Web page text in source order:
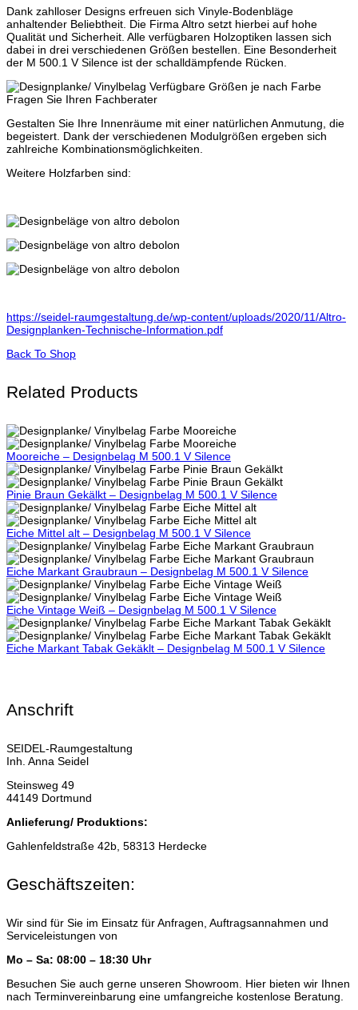
Dank zahlloser Designs erfreuen sich Vinyle-Bodenbläge
anhaltender Beliebtheit. Die Firma Altro setzt hierbei auf hohe
Qualität und Sicherheit. Alle verfügbaren Holzoptiken lassen sich
dabei in drei verschiedenen Größen bestellen. Eine Besonderheit
der M 500.1 V Silence ist der schalldämpfende Rücken.
Gestalten Sie Ihre Innenräume mit einer natürlichen Anmutung, die
begeistert. Dank der verschiedenen Modulgrößen ergeben sich
zahlreiche Kombinationsmöglichkeiten.
Weitere Holzfarben sind:
https://seidel-raumgestaltung.de/wp-content/uploads/2020/11/Altro-
Designplanken-Technische-Information.pdf
Back To Shop
Related Products
Mooreiche – Designbelag M 500.1 V Silence
Pinie Braun Gekälkt – Designbelag M 500.1 V Silence
Eiche Mittel alt – Designbelag M 500.1 V Silence
Eiche Markant Graubraun – Designbelag M 500.1 V Silence
Eiche Vintage Weiß – Designbelag M 500.1 V Silence
Eiche Markant Tabak Gekäklt – Designbelag M 500.1 V Silence
Anschrift
SEIDEL-Raumgestaltung
Inh. Anna Seidel
Steinsweg 49
44149 Dortmund
Anlieferung/ Produktions:
Gahlenfeldstraße 42b, 58313 Herdecke
Geschäftszeiten:
Wir sind für Sie im Einsatz für Anfragen, Auftragsannahmen und
Serviceleistungen von
Mo – Sa: 08:00 – 18:30 Uhr
Besuchen Sie auch gerne unseren Showroom. Hier bieten wir Ihnen
nach Terminvereinbarung eine umfangreiche kostenlose Beratung.